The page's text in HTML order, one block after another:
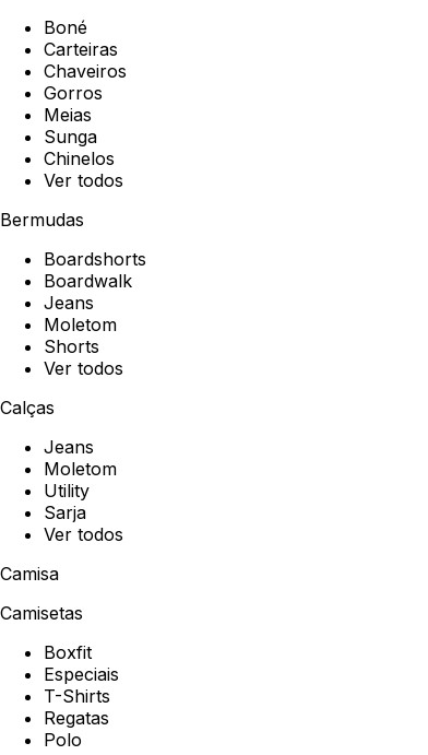
Boné
Carteiras
Chaveiros
Gorros
Meias
Sunga
Chinelos
Ver todos
Bermudas
Boardshorts
Boardwalk
Jeans
Moletom
Shorts
Ver todos
Calças
Jeans
Moletom
Utility
Sarja
Ver todos
Camisa
Camisetas
Boxfit
Especiais
T-Shirts
Regatas
Polo